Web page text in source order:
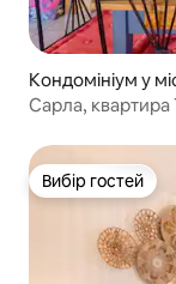
Кондомініум у
Сарла, квартира
Вибір гостей
Вибір гостей